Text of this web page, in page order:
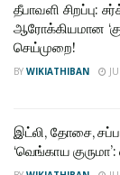
தீபாவளி சிறப்பு:
ஆரோக்கியமான
செய்முறை!
BY WIKIATHIBAN
இட்லி, தோசை,
‘வெங்காய